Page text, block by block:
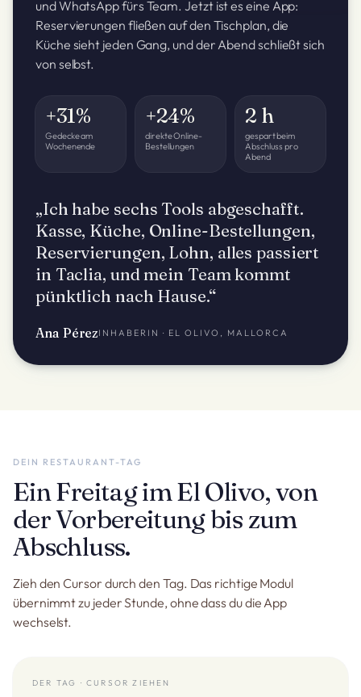
und WhatsApp fürs Team. Jetzt ist es eine App:
Reservierungen fließen auf den Tischplan, die
Küche sieht jeden Gang, und der Abend schließt sich
von selbst.
+31%
Gedecke am
Wochenende
+24%
direkte Online-
Bestellungen
2 h
gespart beim
Abschluss pro
Abend
„Ich habe sechs Tools abgeschafft.
Kasse, Küche, Online-Bestellungen,
Reservierungen, Lohn, alles passiert
in Taclia, und mein Team kommt
pünktlich nach Hause.“
Ana PérezINHABERIN · EL OLIVO, MALLORCA
DEIN RESTAURANT-TAG
Ein Freitag im El Olivo, von
der Vorbereitung bis zum
Abschluss.
Zieh den Cursor durch den Tag. Das richtige Modul
übernimmt zu jeder Stunde, ohne dass du die App
wechselst.
DER TAG · CURSOR ZIEHEN